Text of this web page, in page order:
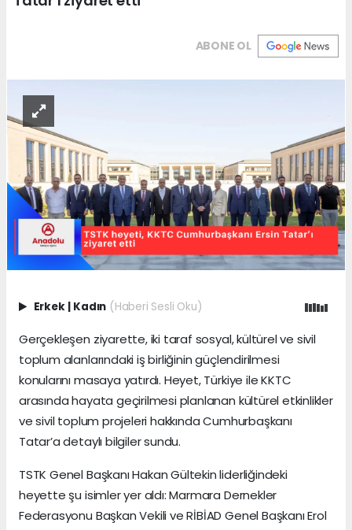
ABONE OL
Erkek | Kadın (Haberi Sesli Oku)
Gerçekleşen ziyarette, iki taraf sosyal, kültürel ve sivil
toplum alanlarındaki iş birliğinin güçlendirilmesi
konularını masaya yatırdı. Heyet, Türkiye ile KKTC
arasında hayata geçirilmesi planlanan kültürel etkinlikler
ve sivil toplum projeleri hakkında Cumhurbaşkanı
Tatar’a detaylı bilgiler sundu.
TSTK Genel Başkanı Hakan Gültekin liderliğindeki
heyette şu isimler yer aldı: Marmara Dernekler
Federasyonu Başkan Vekili ve RİBİAD Genel Başkanı Erol